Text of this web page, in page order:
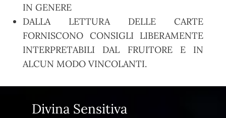
IN GENERE
DALLA LETTURA DELLE CARTE
FORNISCONO CONSIGLI LIBERAMENTE
INTERPRETABILI DAL FRUITORE E IN
ALCUN MODO VINCOLANTI.
Divina Sensitiva